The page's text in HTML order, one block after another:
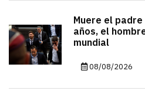
Muere el
años, el
mundial
08/08/2026